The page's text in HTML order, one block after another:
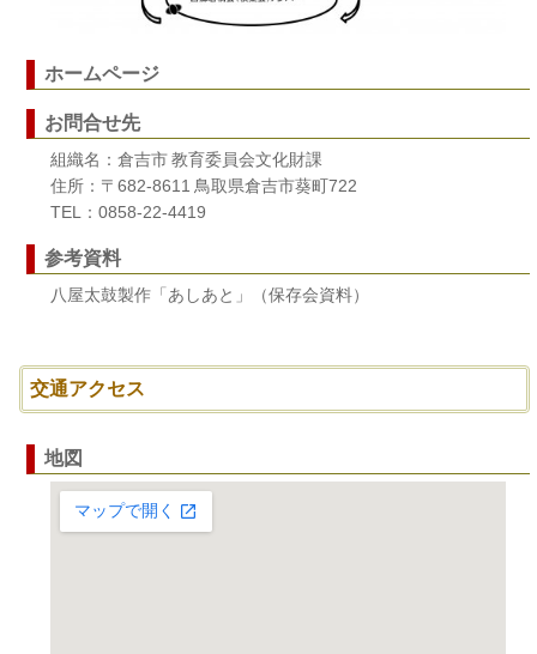
ホームページ
お問合せ先
組織名：倉吉市 教育委員会文化財課
住所：〒682-8611 鳥取県倉吉市葵町722
TEL：0858-22-4419
参考資料
八屋太鼓製作「あしあと」（保存会資料）
交通アクセス
地図